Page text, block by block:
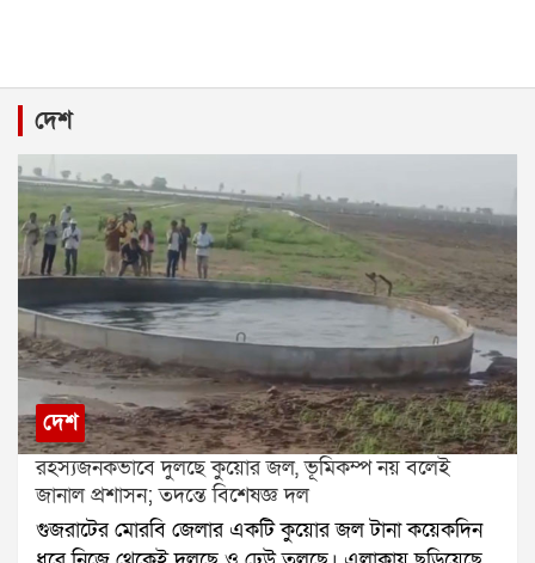
দেশ
দেশ
রহস্যজনকভাবে দুলছে কুয়োর জল, ভূমিকম্প নয় বলেই
জানাল প্রশাসন; তদন্তে বিশেষজ্ঞ দল
গুজরাটের মোরবি জেলার একটি কুয়োর জল টানা কয়েকদিন